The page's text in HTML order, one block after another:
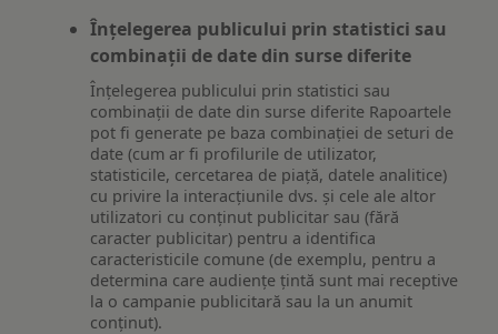
Înțelegerea publicului prin statistici sau
combinații de date din surse diferite
Înțelegerea publicului prin statistici sau
combinații de date din surse diferite Rapoartele
pot fi generate pe baza combinației de seturi de
date (cum ar fi profilurile de utilizator,
statisticile, cercetarea de piață, datele analitice)
cu privire la interacțiunile dvs. și cele ale altor
utilizatori cu conținut publicitar sau (fără
caracter publicitar) pentru a identifica
caracteristicile comune (de exemplu, pentru a
determina care audiențe țintă sunt mai receptive
la o campanie publicitară sau la un anumit
conținut).